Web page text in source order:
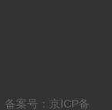
备案号：京ICP备